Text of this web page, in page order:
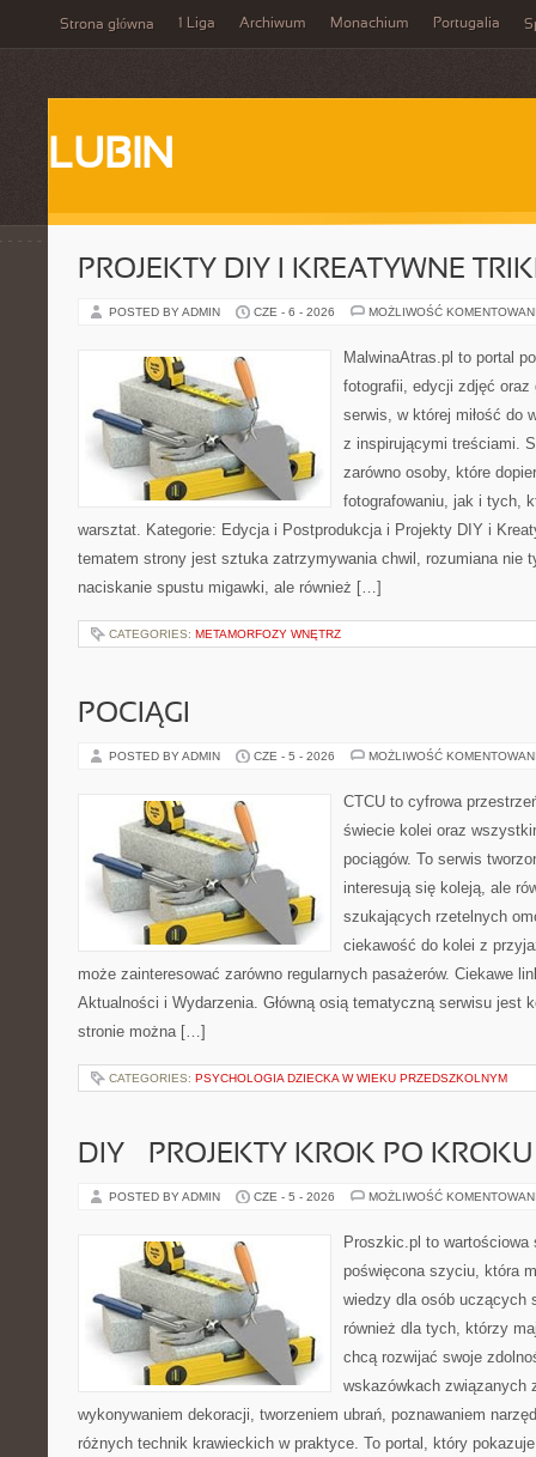
Strona główna 1 Liga Archiwum Monachium Portugalia
LUBIN
PROJEKTY DIY I KREATYWNE
POSTED BY ADMIN CZE - 6 - 2026 MOŻLIWOŚĆ
MalwinaAtras.pl to portal
fotografii, edycji zdjęć oraz
serwis, w której miłość do
z inspirującymi treściami.
zarówno osoby, które
fotografowaniu, jak i tych,
warsztat. Kategorie: Edycja i Postprodukcja i Projekty DIY i
tematem strony jest sztuka zatrzymywania chwil, rozumiana nie
naciskanie spustu migawki, ale również […]
CATEGORIES: METAMORFOZY WNĘTRZ
POCIĄGI
POSTED BY ADMIN CZE - 5 - 2026 MOŻLIWOŚĆ
CTCU to cyfrowa
świecie kolei oraz
pociągów. To serwis
interesują się koleją, ale
szukających rzetelnych
ciekawość do kolei z
może zainteresować zarówno regularnych pasażerów. Ciekawe
Aktualności i Wydarzenia. Główną osią tematyczną serwisu jest
stronie można […]
CATEGORIES: PSYCHOLOGIA DZIECKA W WIEKU PRZEDSZKOLNYM
DIY – PROJEKTY KROK PO KROKU
POSTED BY ADMIN CZE - 5 - 2026 MOŻLIWOŚĆ
Proszkic.pl to wartościowa
poświęcona szyciu, która
wiedzy dla osób uczących
również dla tych, którzy
chcą rozwijać swoje
wskazówkach związanych
wykonywaniem dekoracji, tworzeniem ubrań, poznawaniem
różnych technik krawieckich w praktyce. To portal, który